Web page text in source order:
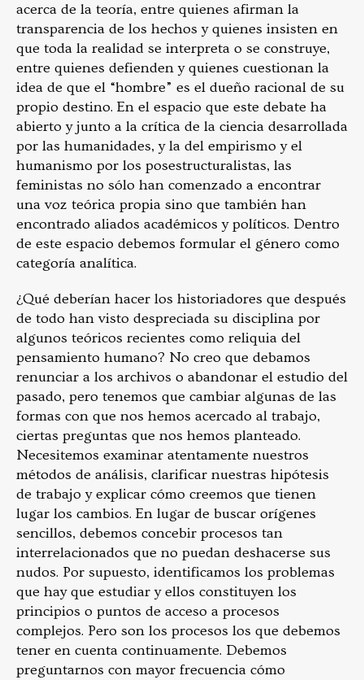
acerca de la teoría, entre quienes afirman la
transparencia de los hechos y quienes insisten en
que toda la realidad se interpreta o se construye,
entre quienes defienden y quienes cuestionan la
idea de que el “hombre” es el dueño racional de su
propio destino. En el espacio que este debate ha
abierto y junto a la crítica de la ciencia desarrollada
por las humanidades, y la del empirismo y el
humanismo por los posestructuralistas, las
feministas no sólo han comenzado a encontrar
una voz teórica propia sino que también han
encontrado aliados académicos y políticos. Dentro
de este espacio debemos formular el género como
categoría analítica.
¿Qué deberían hacer los historiadores que después
de todo han visto despreciada su disciplina por
algunos teóricos recientes como reliquia del
pensamiento humano? No creo que debamos
renunciar a los archivos o abandonar el estudio del
pasado, pero tenemos que cambiar algunas de las
formas con que nos hemos acercado al trabajo,
ciertas preguntas que nos hemos planteado.
Necesitemos examinar atentamente nuestros
métodos de análisis, clarificar nuestras hipótesis
de trabajo y explicar cómo creemos que tienen
lugar los cambios. En lugar de buscar orígenes
sencillos, debemos concebir procesos tan
interrelacionados que no puedan deshacerse sus
nudos. Por supuesto, identificamos los problemas
que hay que estudiar y ellos constituyen los
principios o puntos de acceso a procesos
complejos. Pero son los procesos los que debemos
tener en cuenta continuamente. Debemos
preguntarnos con mayor frecuencia cómo